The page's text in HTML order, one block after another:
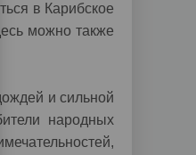
в Карибское
можно также
и сильной
народных